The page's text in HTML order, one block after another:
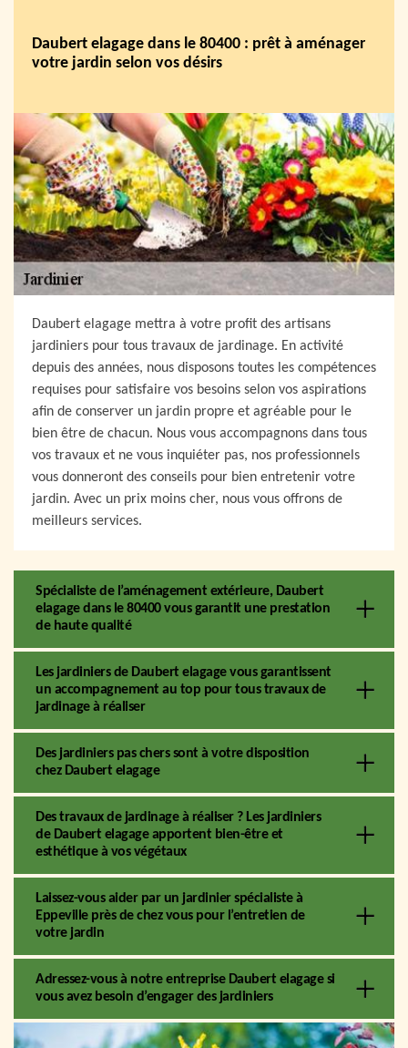
Daubert elagage dans le 80400 : prêt à aménager
votre jardin selon vos désirs
Daubert elagage mettra à votre profit des artisans
jardiniers pour tous travaux de jardinage. En activité
depuis des années, nous disposons toutes les compétences
requises pour satisfaire vos besoins selon vos aspirations
afin de conserver un jardin propre et agréable pour le
bien être de chacun. Nous vous accompagnons dans tous
vos travaux et ne vous inquiéter pas, nos professionnels
vous donneront des conseils pour bien entretenir votre
jardin. Avec un prix moins cher, nous vous offrons de
meilleurs services.
Spécialiste de l’aménagement extérieure, Daubert
elagage dans le 80400 vous garantit une prestation
de haute qualité
Les jardiniers de Daubert elagage vous garantissent
un accompagnement au top pour tous travaux de
jardinage à réaliser
Des jardiniers pas chers sont à votre disposition
chez Daubert elagage
Des travaux de jardinage à réaliser ? Les jardiniers
de Daubert elagage apportent bien-être et
esthétique à vos végétaux
Laissez-vous aider par un jardinier spécialiste à
Eppeville près de chez vous pour l’entretien de
votre jardin
Adressez-vous à notre entreprise Daubert elagage si
vous avez besoin d’engager des jardiniers